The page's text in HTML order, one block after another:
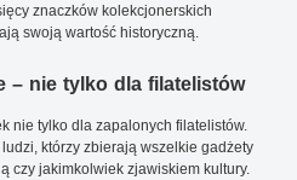
znaczków kolekcjonerskich
swoją wartość historyczną.
– nie tylko dla filatelistów
nie tylko dla zapalonych filatelistów.
którzy zbierają wszelkie gadżety
czy jakimkolwiek zjawiskiem kultury.